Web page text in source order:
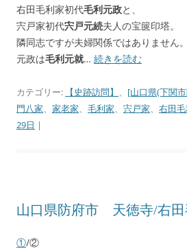
右田毛利家初代毛利元政と、
宍戸家初代宍戸元続夫人の宝篋印塔。
隣同志ですが夫婦関係ではありません。
元政は毛利元就… 続きを読む
カテゴリー: 【史跡訪問】 [山口県(下関
門八家
家老家 毛利家 宍戸家 右田
29日 |
山口県防府市 天徳寺/右
①/②